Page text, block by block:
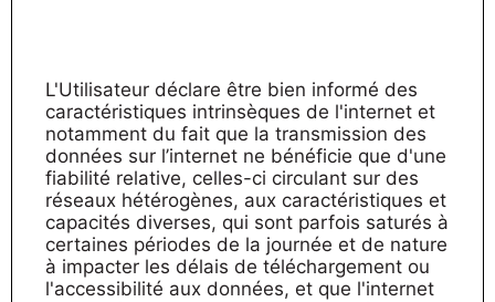
L'Utilisateur déclare être bien informé des
caractéristiques intrinsèques de l'internet et
notamment du fait que la transmission des
données sur l’internet ne bénéficie que d'une
fiabilité relative, celles-ci circulant sur des
réseaux hétérogènes, aux caractéristiques et
capacités diverses, qui sont parfois saturés à
certaines périodes de la journée et de nature
à impacter les délais de téléchargement ou
l'accessibilité aux données, et que l'internet